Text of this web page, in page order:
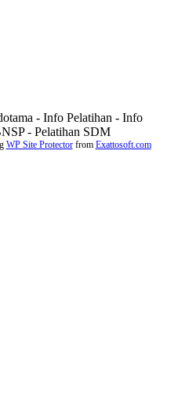
- Info Pelatihan - Info
- Pelatihan SDM
WP Site Protectorfrom Exattosoft.com